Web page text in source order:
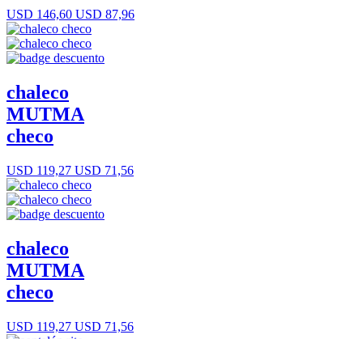
USD 146,60 USD 87,96
chaleco
MUTMA
checo
USD 119,27 USD 71,56
chaleco
MUTMA
checo
USD 119,27 USD 71,56